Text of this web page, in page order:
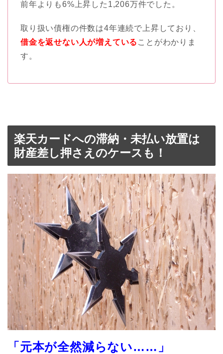
前年よりも6%上昇した1,206万件でした。
取り扱い債権の件数は4年連続で上昇しており、
借金を返せない人が増えている ことがわかりま
す。
楽天カードへの滞納・未払い放置は
財産差し押さえのケースも！
「元本が全然減らない……」